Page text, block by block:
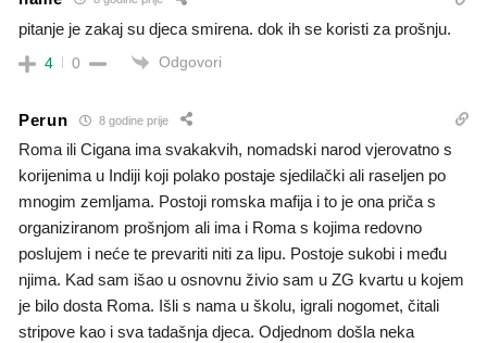
pitanje je zakaj su djeca smirena. dok ih se koristi za prošnju.
4 0 Odgovori
Perun 8 godine prije
Roma ili Cigana ima svakakvih, nomadski narod vjerovatno s
korijenima u Indiji koji polako postaje sjedilački ali raseljen po
mnogim zemljama. Postoji romska mafija i to je ona priča s
organiziranom prošnjom ali ima i Roma s kojima redovno
poslujem i neće te prevariti niti za lipu. Postoje sukobi i među
njima. Kad sam išao u osnovnu živio sam u ZG kvartu u kojem
je bilo dosta Roma. Išli s nama u školu, igrali nogomet, čitali
stripove kao i sva tadašnja djeca. Odjednom došla neka